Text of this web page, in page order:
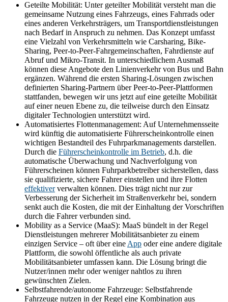
Geteilte Mobilität: Unter geteilter Mobilität versteht man die
gemeinsame Nutzung eines Fahrzeugs, eines Fahrrads oder
eines anderen Verkehrsträgers, um Transportdienstleistungen
nach Bedarf in Anspruch zu nehmen. Das Konzept umfasst
eine Vielzahl von Verkehrsmitteln wie Carsharing, Bike-
Sharing, Peer-to-Peer-Fahrgemeinschaften, Fahrdienste auf
Abruf und Mikro-Transit. In unterschiedlichem Ausmaß
können diese Angebote den Linienverkehr von Bus und Bahn
ergänzen. Während die ersten Sharing-Lösungen zwischen
definierten Sharing-Partnern über Peer-to-Peer-Plattformen
stattfanden, bewegen wir uns jetzt auf eine geteilte Mobilität
auf einer neuen Ebene zu, die teilweise durch den Einsatz
digitaler Technologien unterstützt wird.
Automatisiertes Flottenmanagement: Auf Unternehmensseite
wird künftig die automatisierte Führerscheinkontrolle einen
wichtigen Bestandteil des Fuhrparkmanagements darstellen.
Durch die Führerscheinkontrolle im Betrieb, d.h. die
automatische Überwachung und Nachverfolgung von
Führerscheinen können Fuhrparkbetreiber sicherstellen, dass
sie qualifizierte, sichere Fahrer einstellen und ihre Flotten
effektiververwalten können. Dies trägt nicht nur zur
Verbesserung der Sicherheit im Straßenverkehr bei, sondern
senkt auch die Kosten, die mit der Einhaltung der Vorschriften
durch die Fahrer verbunden sind.
Mobility as a Service (MaaS): MaaS bündelt in der Regel
Dienstleistungen mehrerer Mobilitätsanbieter zu einem
einzigen Service – oft über eine App oder eine andere digitale
Plattform, die sowohl öffentliche als auch private
Mobilitätsanbieter umfassen kann. Die Lösung bringt die
Nutzer/innen mehr oder weniger nahtlos zu ihren
gewünschten Zielen.
Selbstfahrende/autonome Fahrzeuge: Selbstfahrende
Fahrzeuge nutzen in der Regel eine Kombination aus